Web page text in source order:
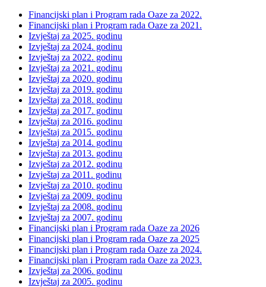
Financijski plan i Program rada Oaze za 2022.
Financijski plan i Program rada Oaze za 2021.
Izvještaj za 2025. godinu
Izvještaj za 2024. godinu
Izvještaj za 2022. godinu
Izvještaj za 2021. godinu
Izvještaj za 2020. godinu
Izvještaj za 2019. godinu
Izvještaj za 2018. godinu
Izvještaj za 2017. godinu
Izvještaj za 2016. godinu
Izvještaj za 2015. godinu
Izvještaj za 2014. godinu
Izvještaj za 2013. godinu
Izvještaj za 2012. godinu
Izvještaj za 2011. godinu
Izvještaj za 2010. godinu
Izvještaj za 2009. godinu
Izvještaj za 2008. godinu
Izvještaj za 2007. godinu
Financijski plan i Program rada Oaze za 2026
Financijski plan i Program rada Oaze za 2025
Financijski plan i Program rada Oaze za 2024.
Financijski plan i Program rada Oaze za 2023.
Izvještaj za 2006. godinu
Izvještaj za 2005. godinu